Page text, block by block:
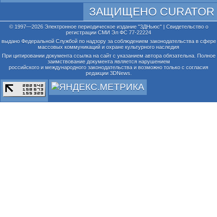
ЗАЩИЩЕНО CURATOR
© 1997—2026 Электронное периодическое издание "3ДНьюс" | Свидетельство о
регистрации СМИ Эл ФС 77-22224
выдано Федеральной Службой по надзору за соблюдением законодательства в сфере
массовых коммуникаций и охране культурного наследия
При цитировании документа ссылка на сайт с указанием автора обязательна. Полное
заимствование документа является нарушением
российского и международного законодательства и возможно только с согласия
редакции 3DNews.